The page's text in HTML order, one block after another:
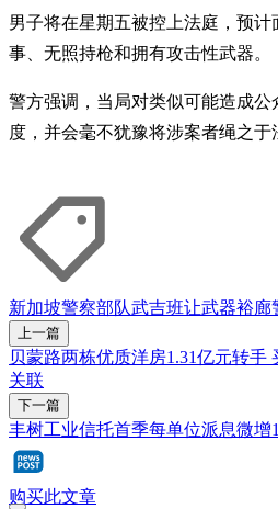
男子将在星期五被控上法庭，预
事、无照持枪和拥有攻击性武器。
警方强调，当局对类似可能造成
度，并会毫不犹豫将涉案者绳之于
新加坡警察部队武吉班让武器裕廊
上一篇
贝蒙路两栋优质洋房1.31亿元转手
关联
下一篇
丰树工业信托首季每单位派息微增
购买此文章